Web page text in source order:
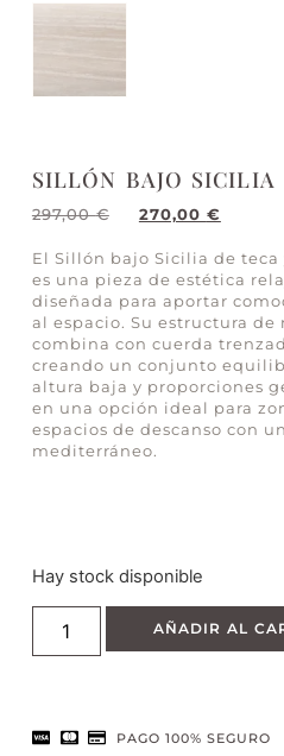
SILLÓN BAJO SICILIA
297,00€ 270,00 €
El Sillón bajo Sicilia de teca
es una pieza de estética
diseñada para aportar
al espacio. Su estructura de
combina con cuerda
creando un conjunto
altura baja y proporciones
en una opción ideal para
espacios de descanso con
mediterráneo.
Hay stock disponible
AÑADIR AL
PAGO 100% SEGURO